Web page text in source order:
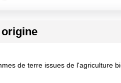
de terre issues de l'agriculture